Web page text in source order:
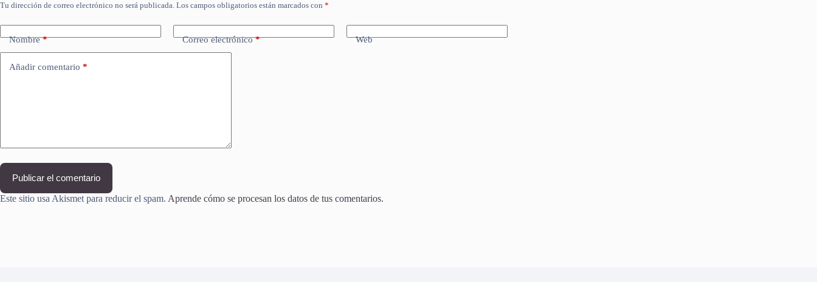
Tu dirección de correo electrónico no será publicada. Los campos obligatorios están marcados con *
Nombre* Correo electrónico* Web
Añadir comentario *
Publicar el comentario
Este sitio usa Akismet para reducir el spam. Aprende cómo se procesan los datos de tus comentarios.